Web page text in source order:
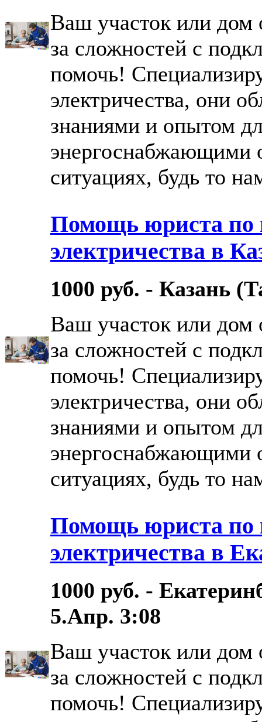
Ваш участок или дом
за сложностей с
помочь!
электричества, они
знаниями и опытом
энергоснабжающими
ситуациях, будь то
Помощь юриста по
электричества в
1000 руб. - Казань
Ваш участок или дом
за сложностей с
помочь!
электричества, они
знаниями и опытом
энергоснабжающими
ситуациях, будь то
Помощь юриста по
электричества в
1000 руб. -
5.Апр. 3:08
Ваш участок или дом
за сложностей с
помочь!